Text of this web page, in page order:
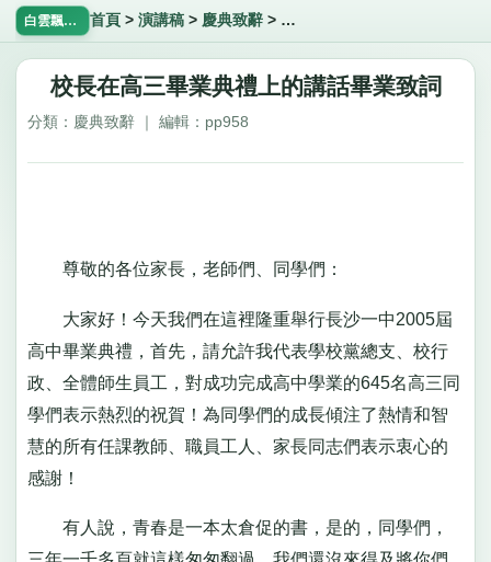
白雲飄飄網 首頁 > 演講稿> 慶典致辭> 校長在高三畢業典禮上的講話
校長在高三畢業典禮上的講話畢業致詞
分類：慶典致辭 ｜ 編輯：pp958
尊敬的各位家長，老師們、同學們：
大家好！今天我們在這裡隆重舉行長沙一中2005屆
高中畢業典禮，首先，請允許我代表學校黨總支、校行
政、全體師生員工，對成功完成高中學業的645名高三同
學們表示熱烈的祝賀！為同學們的成長傾注了熱情和智
慧的所有任課教師、職員工人、家長同志們表示衷心的
感謝！
有人說，青春是一本太倉促的書，是的，同學們，